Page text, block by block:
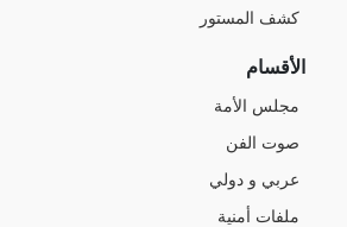
كشف المستور
الأقسام
مجلس الأمة
صوت الفن
عربي و دولي
ملفات أمنية